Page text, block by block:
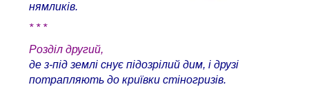
нямликів.
* * *
Розділ другий,
де з-під землі снує підозрілий дим, і друзі
потрапляють до криївки стіногризів.